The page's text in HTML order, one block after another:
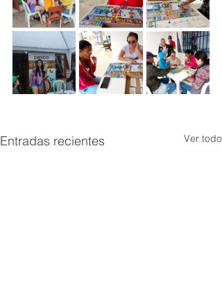
Entradas recientes Ver todo